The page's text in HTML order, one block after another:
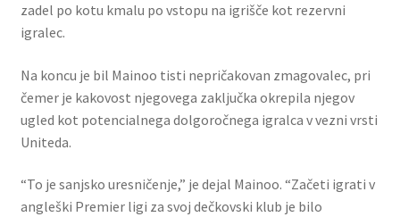
zadel po kotu kmalu po vstopu na igrišče kot rezervni
igralec.
Na koncu je bil Mainoo tisti nepričakovan zmagovalec, pri
čemer je kakovost njegovega zaključka okrepila njegov
ugled kot potencialnega dolgoročnega igralca v vezni vrsti
Uniteda.
“To je sanjsko uresničenje,” je dejal Mainoo. “Začeti igrati v
angleški Premier ligi za svoj dečkovski klub je bilo